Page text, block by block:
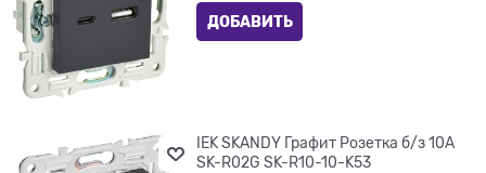
ДОБАВИТЬ
IEK SKANDY Графит Розетка б/з 10А
SK-R02G SK-R10-10-K53